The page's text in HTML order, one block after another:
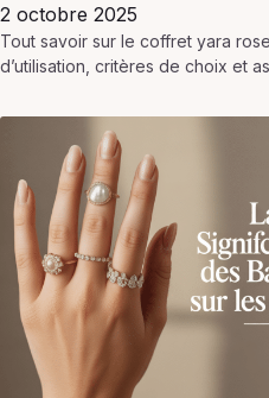
2 octobre 2025
Tout savoir sur le coffret yara
d’utilisation, critères de choix et